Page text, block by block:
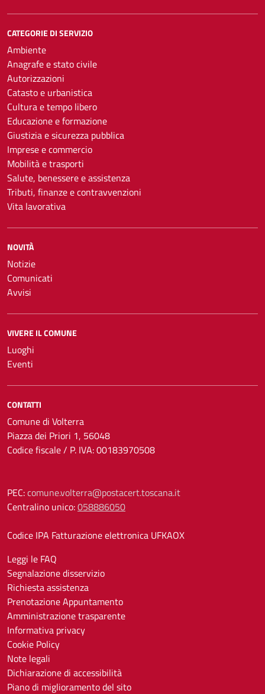
CATEGORIE DI SERVIZIO
Ambiente
Anagrafe e stato civile
Autorizzazioni
Catasto e urbanistica
Cultura e tempo libero
Educazione e formazione
Giustizia e sicurezza pubblica
Imprese e commercio
Mobilità e trasporti
Salute, benessere e assistenza
Tributi, finanze e contravvenzioni
Vita lavorativa
NOVITÀ
Notizie
Comunicati
Avvisi
VIVERE IL COMUNE
Luoghi
Eventi
CONTATTI
Comune di Volterra
Piazza dei Priori 1, 56048
Codice fiscale / P. IVA: 00183970508
PEC:comune.volterra@postacert.toscana.it
Centralino unico:058886050
Codice IPA Fatturazione elettronica UFKAOX
Leggi le FAQ
Segnalazione disservizio
Richiesta assistenza
Prenotazione Appuntamento
Amministrazione trasparente
Informativa privacy
Cookie Policy
Note legali
Dichiarazione di accessibilità
Piano di miglioramento del sito